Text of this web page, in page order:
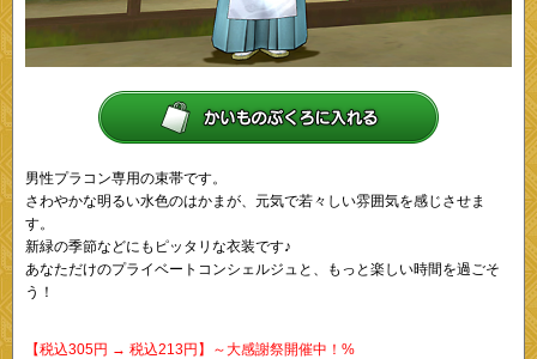
男性プラコン専用の束帯です。
さわやかな明るい水色のはかまが、元気で若々しい雰囲気を感じさせま
す。
新緑の季節などにもピッタリな衣装です♪
あなただけのプライベートコンシェルジュと、もっと楽しい時間を過ごそ
う！
【税込305円 → 税込213円】～大感謝祭開催中！%